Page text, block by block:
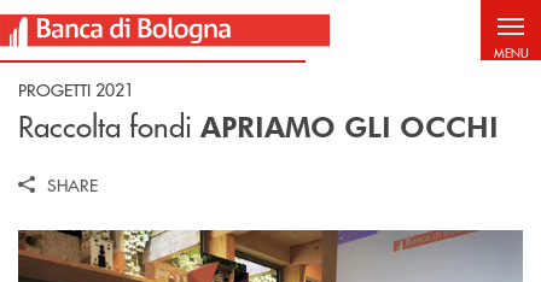
Salta al contenuto principale
MENU
PROGETTI 2021
Raccolta fondi APRIAMO GLI OCCHI
SHARE